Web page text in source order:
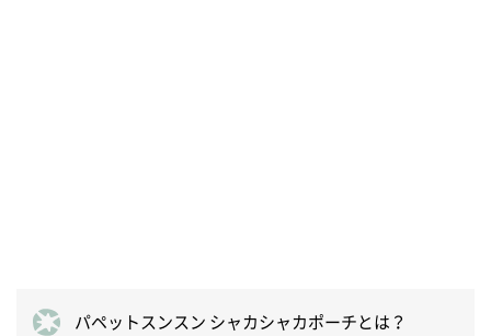
パペットスンスン シャカシャカポーチとは？